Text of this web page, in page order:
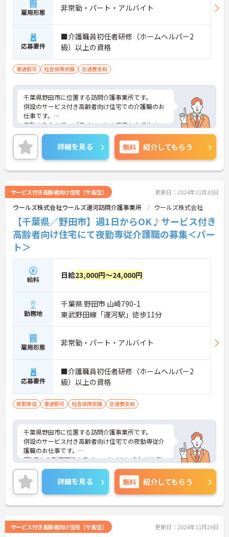
雇用形態 非常勤・パート・アルバイト
応募要件
■介護職員初任者研修（ホームヘルパー2
級）以上の資格
車通勤可 社会保険完備 交通費支給
千葉県野田市に位置する訪問介護事業所です。
併設のサービス付き高齢者向け住宅での介護職のお
仕事です。
日勤のみなので、プライベートの予定も立てやすい
環境です。
週1日から勤務可能！ライフスタイルに合わせた働
き方が選択できます。
ご興味をお持ちの方はお気軽にお問い合わせくださ
い。
詳細を見る 無料 紹介してもらう
サービス付き高齢者向け住宅（サ高住） 更新日：2024年11月30日
ウールズ株式会社ウールズ運河訪問介護事業所 ウールズ株式会社
【千葉県／野田市】週1日からOK♪サービス付き
高齢者向け住宅にて夜勤専従介護職の募集＜パー
ト＞
給料 日給23,000円～24,000円
勤務地
千葉県 野田市 山崎790-1
東武野田線「運河駅」徒歩11分
雇用形態 非常勤・パート・アルバイト
応募要件
■介護職員初任者研修（ホームヘルパー2
級）以上の資格
夜勤専従 車通勤可 社会保険完備 交通費支給
千葉県野田市に位置する訪問介護事業所です。
併設のサービス付き高齢者向け住宅での夜勤専従介
護職のお仕事です。
週1日から勤務可能！ライフスタイルに合わせた働
き方が選択できます。
ご興味をお持ちの方はお気軽にお問い合わせくださ
い。
詳細を見る 無料 紹介してもらう
サービス付き高齢者向け住宅（サ高住） 更新日：2024年11月29日